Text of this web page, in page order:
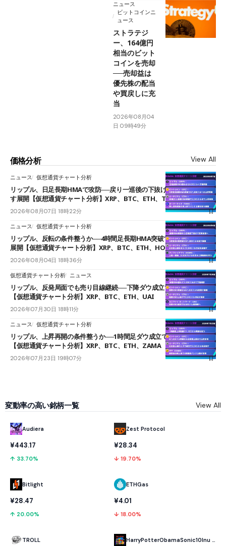
ニュース
ビットコインニ
ュース
ストラテジ
ー、164億円
相当のビット
コインを売却
──売却益は
優先株の配当
や買戻しに充
当
2026年08月04
日 09時49分
価格分析 View All
ニュース 仮想通貨チャート分析
リップル、日足長期HMAで攻防──戻り一巡後の下抜けで0.95ドルを試
す展開【仮想通貨チャート分析】XRP、BTC、ETH、TAKE
2026年08月07日 18時22分
ニュース 仮想通貨チャート分析
リップル、反転の条件整うか──4時間足長期HMA突破で雲下端を目指す
展開【仮想通貨チャート分析】XRP、BTC、ETH、HOME
2026年08月04日 18時36分
仮想通貨チャート分析 ニュース
リップル、反発局面でも売り目線継続──下降ダウ成立で下値追う展開
【仮想通貨チャート分析】XRP、BTC、ETH、UAI
2026年07月30日 18時11分
ニュース 仮想通貨チャート分析
リップル、上昇再開の条件整うか──1時間足ダウ成立で1.185ドルを狙う
【仮想通貨チャート分析】XRP、BTC、ETH、ZAMA
2026年07月23日 19時07分
変動率の高い銘柄一覧 View All
Audiera
¥443.17
↑ 33.70%
Bitlight
¥28.47
↑ 20.00%
TROLL
Zest Protocol
¥28.34
↓ 19.70%
ETHGas
¥4.01
↓ 18.00%
HarryPotterObamaSonic10Inu (ETH)